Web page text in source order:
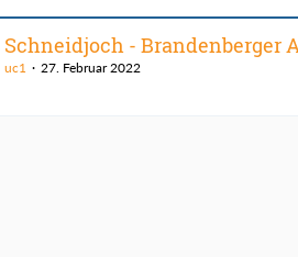
Schneidjoch - Brandenberger
uc1 27. Februar 2022